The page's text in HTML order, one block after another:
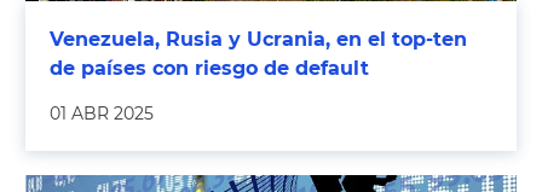
Venezuela, Rusia y Ucrania, en el top-ten
de países con riesgo de default
01 ABR 2025